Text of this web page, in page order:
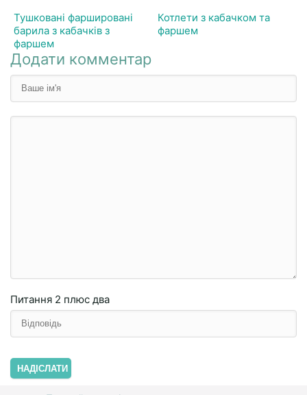
Тушковані фаршировані
барила з кабачків з
фаршем
Котлети з кабачком та
фаршем
Додати комментар
Питання 2 плюc двa
НАДІСЛАТИ